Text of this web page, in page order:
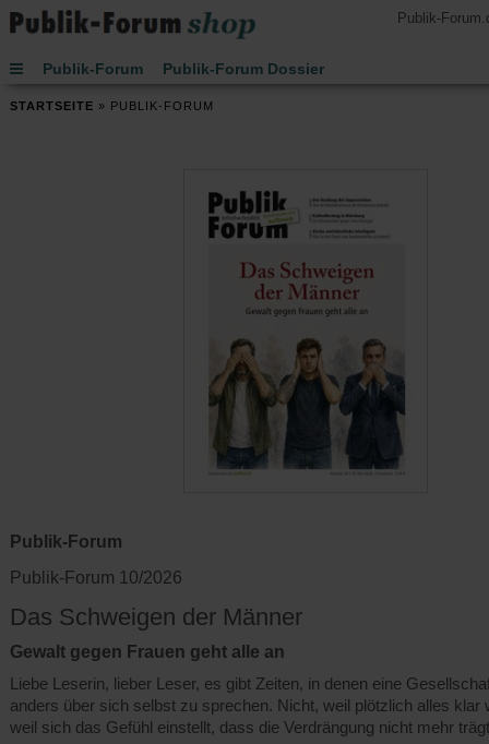
Publik-
Publik-Forum
Publik-Forum Dossier
Publik-Forum EXTRA
Publik-Forum Edition
JETZT-Uhr von Leo Zogmayer
Kinder
STARTSEITE » PUBLIK-FORUM
Publik-Forum
Publik-Forum 10/2026
Das Schweigen der Männer
Gewalt gegen Frauen geht alle an
Liebe Leserin, lieber Leser, es gibt Zeiten, in denen eine
anders über sich selbst zu sprechen. Nicht, weil plötzlich alles klar
weil sich das Gefühl einstellt, dass die Verdrängung nicht mehr